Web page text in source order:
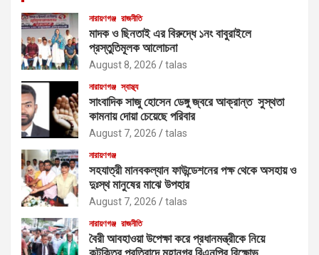
নারায়ণগঞ্জ রাজনীতি
মাদক ও ছিনতাই এর বিরুদ্ধে ১নং বাবুরাইলে
প্রস্তুতিমূলক আলোচনা
August 8, 2026 talas
নারায়ণগঞ্জ স্বাস্থ্য
সাংবাদিক সাজু হোসেন ডেঙ্গু জ্বরে আক্রান্ত সুস্থতা
কামনায় দোয়া চেয়েছে পরিবার
August 7, 2026 talas
নারায়ণগঞ্জ
সহযাত্রী মানবকল্যান ফাউন্ডেশনের পক্ষ থেকে অসহায় ও
দুঃস্থ মানুষের মাঝে উপহার
August 7, 2026 talas
নারায়ণগঞ্জ রাজনীতি
বৈরী আবহাওয়া উপেক্ষা করে প্রধানমন্ত্রীকে নিয়ে